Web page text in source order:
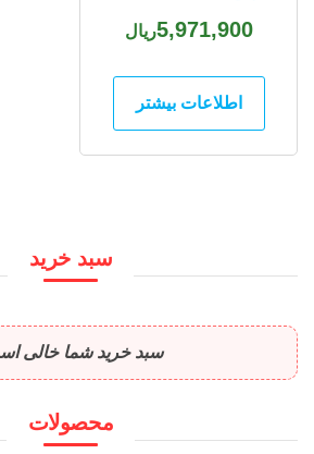
5,971,900ریال
اطلاعات بیشتر
سبد خرید
سبد خرید شما خالی
محصولات